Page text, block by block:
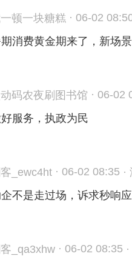
顿一块糖糕 · 06-02
消费黄金期来了，新场
码农夜刷图书馆 · 06-02
服务，执政为民
_ewc4ht · 06-02 08:35 ·
企不是走过场，诉求秒响
_qa3xhw · 06-02 08:35 ·